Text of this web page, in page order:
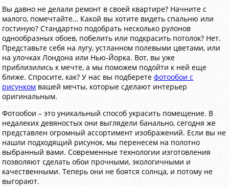
Вы давно не делали ремонт в своей квартире? Начните с
малого, помечтайте… Какой вы хотите видеть спальню или
гостиную? Стандартно подобрать несколько рулонов
однообразных обоев, побелить или подкрасить потолок? Нет.
Представьте себя на лугу, устланном полевыми цветами, или
на улочках Лондона или Нью-Йорка. Вот, вы уже
приблизились к мечте, а мы поможем подойти к ней еще
ближе. Спросите, как? У нас вы подберетефотообои с
рисунком вашей мечты, которые сделают интерьер
оригинальным.
Фотообои – это уникальный способ украсить помещение. В
недалеких девяностых они выглядели банально, сегодня же
представлен огромный ассортимент изображений. Если вы не
нашли подходящий рисунок, мы перенесем на полотно
выбранный вами. Современные технологии изготовления
позволяют сделать обои прочными, экологичными и
качественными. Теперь они не боятся солнца, и потому не
выгорают.